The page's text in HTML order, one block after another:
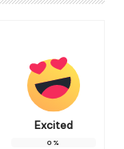
Excited
0%